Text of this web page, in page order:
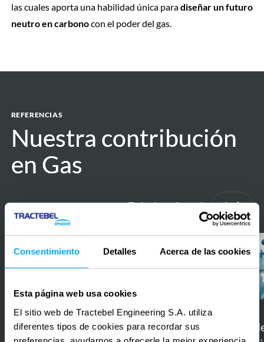
Consentimiento Detalles Acerca de las cookies
Esta página web usa cookies
El sitio web de Tractebel Engineering S.A. utiliza
diferentes tipos de cookies para recordar sus
las cuales aporta una habilidad única paradiseñar un futuro
neutro en carbonocon el poder del gas.
REFERENCIAS
Nuestra contribución
en Gas
Nuestra contribución
en Gas
Todas las referencias
Anterior
2023Belgium
level
and
social
risk
assessment
2020 – ongoing
H2BE - Large-
-
blue
hydrogen
production